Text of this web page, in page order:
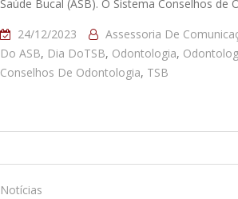
Saúde Bucal (ASB). O Sistema Conselhos
24/12/2023
Assessoria De
Do ASB, Dia DoTSB, Odontologia,
Conselhos De Odontologia, TSB
Notícias